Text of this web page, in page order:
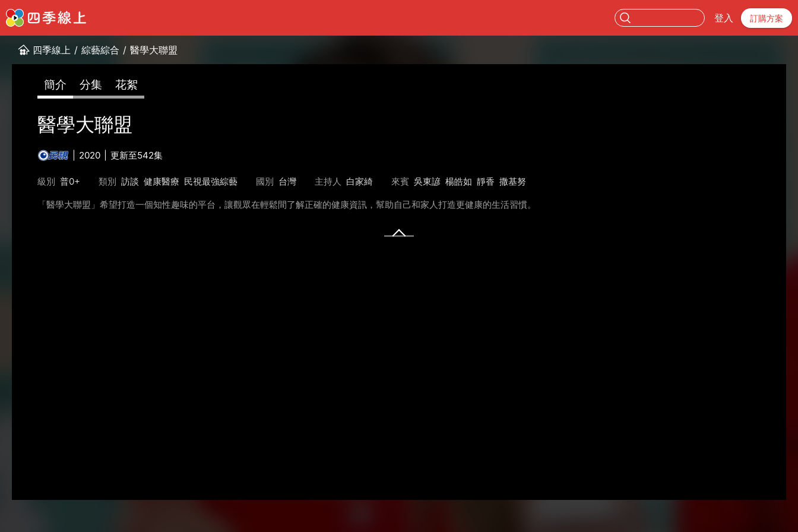
登入 訂購方案
四季線上 / 綜藝綜合 / 醫學大聯盟
簡介 分集 花絮
醫學大聯盟
2020 更新至542集
級別 普0+ 類別 訪談 健康醫療 民視最強綜藝 國別 台灣 主持人 白家綺 來賓 吳東諺 楊皓如 靜香 撒基努
「醫學大聯盟」希望打造一個知性趣味的平台，讓觀眾在輕鬆間了解正確的健康資訊，幫助自己和家人打造更健康的生活習慣。